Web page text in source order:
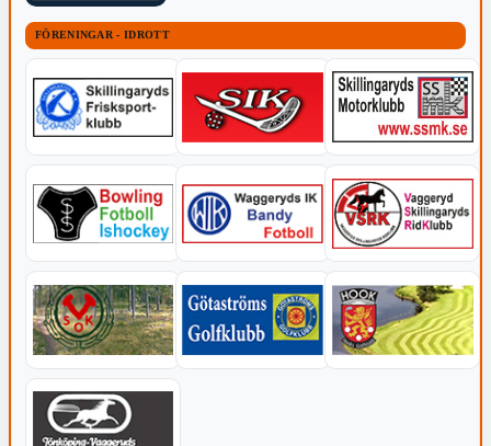
FÖRENINGAR - IDROTT